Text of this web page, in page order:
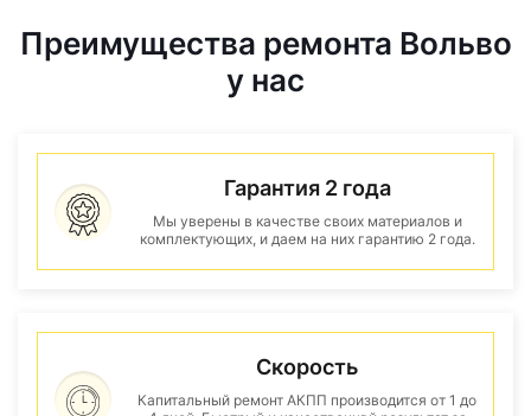
Преимущества ремонта Вольво
у нас
Гарантия 2 года
Мы уверены в качестве своих материалов и
комплектующих, и даем на них гарантию 2 года.
Скорость
Капитальный ремонт АКПП производится от 1 до